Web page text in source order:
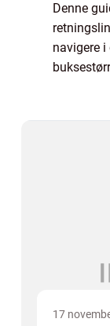
Denne
navigere
17